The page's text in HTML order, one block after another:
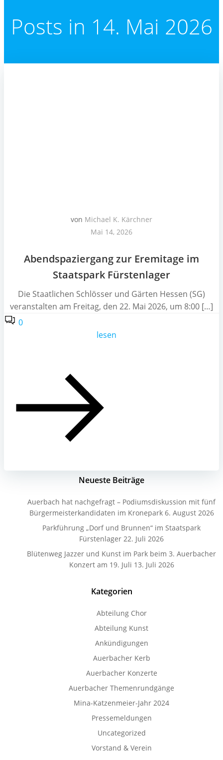
Posts in 14. Mai 2026
von Michael K. Kärchner
Mai 14, 2026
Abendspaziergang zur Eremitage im
Staatspark Fürstenlager
Die Staatlichen Schlösser und Gärten Hessen (SG)
veranstalten am Freitag, den 22. Mai 2026, um 8:00 […]
0
lesen
Neueste Beiträge
Auerbach hat nachgefragt – Podiumsdiskussion mit fünf
Bürgermeisterkandidaten im Kronepark 6. August 2026
Parkführung „Dorf und Brunnen“ im Staatspark
Fürstenlager 22. Juli 2026
Blütenweg Jazzer und Kunst im Park beim 3. Auerbacher
Konzert am 19. Juli 13. Juli 2026
Kategorien
Abteilung Chor
Abteilung Kunst
Ankündigungen
Auerbacher Kerb
Auerbacher Konzerte
Auerbacher Themenrundgänge
Mina-Katzenmeier-Jahr 2024
Pressemeldungen
Uncategorized
Vorstand & Verein